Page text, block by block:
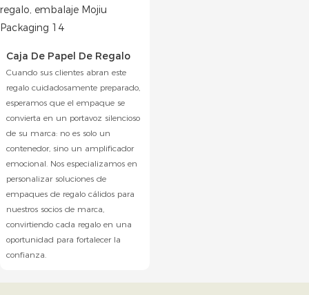
Caja De Papel De Regalo
Cuando sus clientes abran este
regalo cuidadosamente preparado,
esperamos que el empaque se
convierta en un portavoz silencioso
de su marca: no es solo un
contenedor, sino un amplificador
emocional. Nos especializamos en
personalizar soluciones de
empaques de regalo cálidos para
nuestros socios de marca,
convirtiendo cada regalo en una
oportunidad para fortalecer la
confianza.